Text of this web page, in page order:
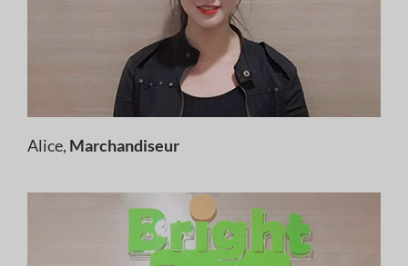
Alice, Marchandiseur